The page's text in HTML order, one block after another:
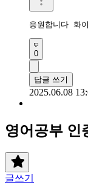
응원합니다 화
0
답글 쓰기
2025.06.08
영어공부 인
글쓰기